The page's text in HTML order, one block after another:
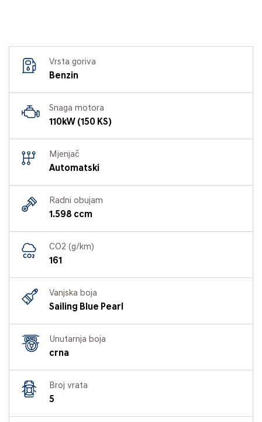
Vrsta goriva
Benzin
Snaga motora
110kW (150 KS)
Mjenjač
Automatski
Radni obujam
1.598 ccm
CO2 (g/km)
161
Vanjska boja
Sailing Blue Pearl
Unutarnja boja
crna
Broj vrata
5